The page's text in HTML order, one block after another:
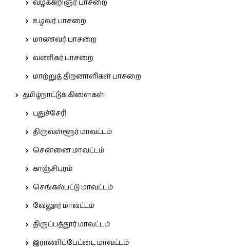
வழக்கறிஞர் பாசறை
உழவர் பாசறை
மாணவர் பாசறை
வணிகர் பாசறை
மாற்றுத் திறனாளிகள் பாசறை
தமிழ்நாட்டுக் கிளைகள்
புதுச்சேரி
திருவள்ளூர் மாவட்டம்
சென்னை மாவட்டம்
காஞ்சிபுரம்
செங்கல்பட்டு மாவட்டம்
வேலூர் மாவட்டம்
திருப்பத்தூர் மாவட்டம்
இராணிப்பேட்டை மாவட்டம்